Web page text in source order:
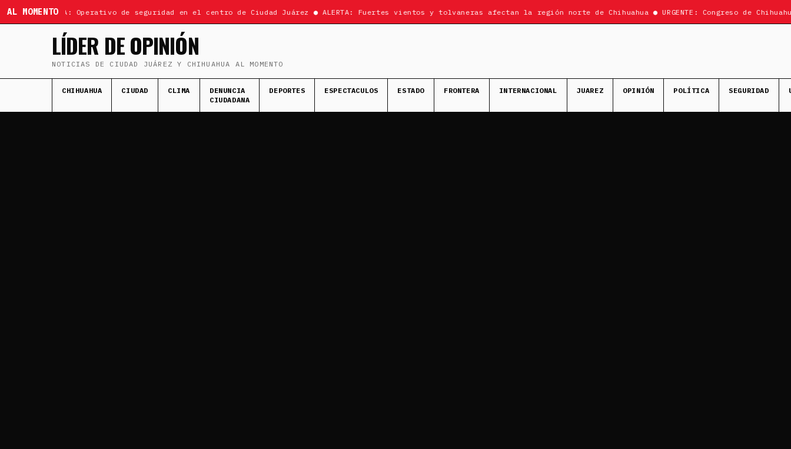
AL MOMENTO
ÚLTIMA HORA: Operativo de seguridad en el centro de Ciudad Juárez ● ALERTA: Fuertes vientos y tolvaneras afectan la región norte de Chihuahua ● URGENTE: Congreso de
LÍDER DE OPINIÓN
NOTICIAS DE CIUDAD JUÁREZ Y CHIHUAHUA AL MOMENTO
CHIHUAHUA CIUDAD CLIMA
DENUNCIA
CIUDADANA
DEPORTES ESPECTACULOS ESTADO FRONTERA INTERNACIONAL JUAREZ OPINIÓN POLÍTICA SEGURIDAD